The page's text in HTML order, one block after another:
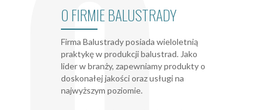
O FIRMIE BALUSTRADY
Firma Balustrady posiada wieloletnią
praktykę w produkcji balustrad. Jako
lider w branży, zapewniamy produkty o
doskonałej jakości oraz usługi na
najwyższym poziomie.